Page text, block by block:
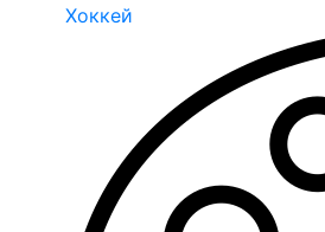
Хоккей